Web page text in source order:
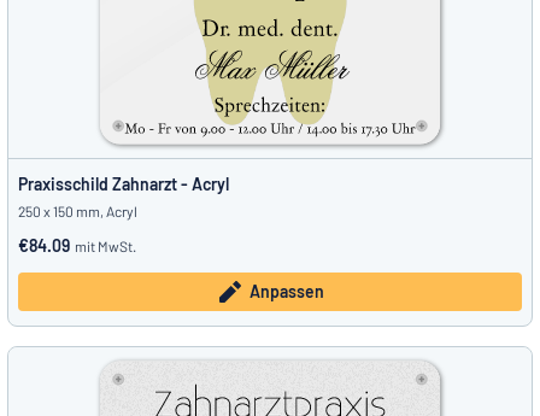
Praxisschild Zahnarzt - Acryl
250 x 150 mm, Acryl
€84.09 mit MwSt.
Anpassen